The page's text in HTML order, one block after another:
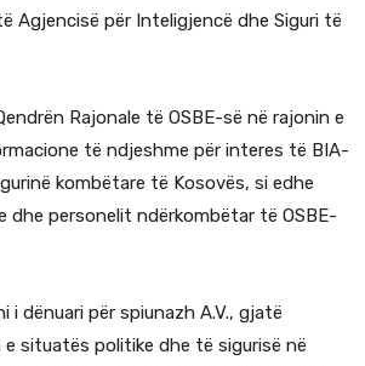
Agjencisë për Inteligjencë dhe Siguri të
Rajonale të OSBE-së në rajonin e
të ndjeshme për interes të BIA-
kombëtare të Kosovës, si edhe
dhe personelit ndërkombëtar të OSBE-
i dënuari për spiunazh A.V., gjatë
situatës politike dhe të sigurisë në